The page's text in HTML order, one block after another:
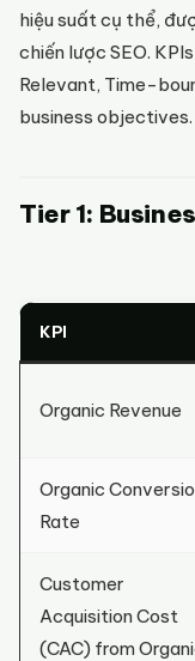
hiệu suất cụ thể,
chiến lược SEO.
Relevant, Time-
business objectives.
Tier 1:
KPI
Organic Revenue
Organic
Rate
Customer
Acquisition Cost
(CAC) from